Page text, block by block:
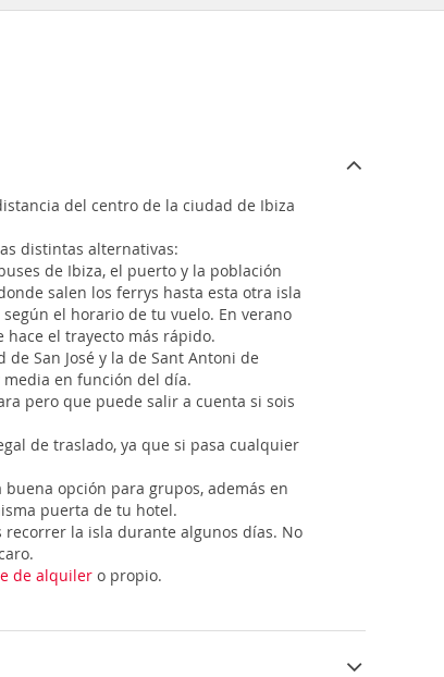
del centro de la ciudad de Ibiza
distintas alternativas:
de Ibiza, el puerto y la población
salen los ferrys hasta esta otra isla
el horario de tu vuelo. En verano
hace el trayecto más rápido.
San José y la de Sant Antoni de
media en función del día.
pero que puede salir a cuenta si sois
de traslado, ya que si pasa cualquier
opción para grupos, además en
puerta de tu hotel.
recorrer la isla durante algunos días. No
de alquiler o propio.